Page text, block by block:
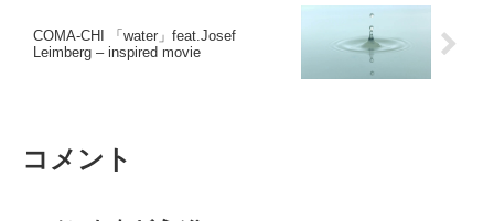
COMA-CHI 「water」feat.Josef
Leimberg – inspired movie
コメント